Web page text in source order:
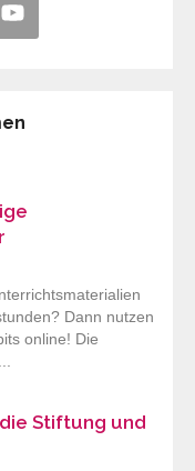
Dann nutzen
online! Die
Stiftung und